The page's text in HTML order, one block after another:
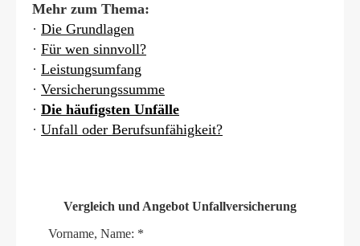
Mehr zum Thema:
· Die Grundlagen
· Für wen sinnvoll?
· Leistungsumfang
· Versicherungssumme
· Die häufigsten Unfälle
· Unfall oder Berufs­unfähig­keit?
Vergleich und Angebot Unfall­ver­si­che­rung
Vorname, Name: *